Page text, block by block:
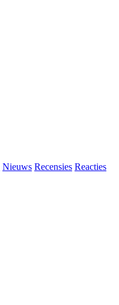
Nieuws Recensies Reacties